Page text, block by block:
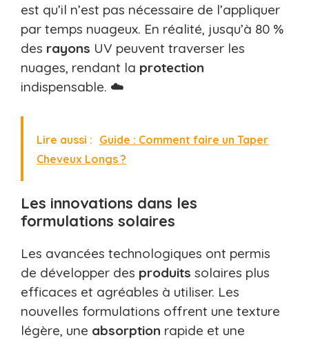
est qu’il n’est pas nécessaire de l’appliquer
par temps nuageux. En réalité, jusqu’à 80 %
des rayons UV peuvent traverser les
nuages, rendant la protection
indispensable. ☁️
Lire aussi : Guide : Comment faire un Taper
Cheveux Longs ?
Les innovations dans les
formulations solaires
Les avancées technologiques ont permis
de développer des produits solaires plus
efficaces et agréables à utiliser. Les
nouvelles formulations offrent une texture
légère, une absorption rapide et une